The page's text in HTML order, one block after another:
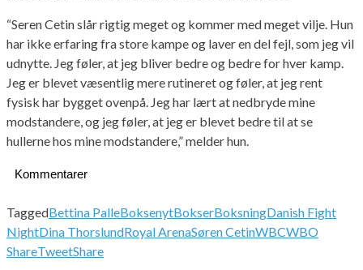
“Seren Cetin slår rigtig meget og kommer med meget vilje. Hun
har ikke erfaring fra store kampe og laver en del fejl, som jeg vil
udnytte. Jeg føler, at jeg bliver bedre og bedre for hver kamp.
Jeg er blevet væsentlig mere rutineret og føler, at jeg rent
fysisk har bygget ovenpå. Jeg har lært at nedbryde mine
modstandere, og jeg føler, at jeg er blevet bedre til at se
hullerne hos mine modstandere,” melder hun.
Kommentarer
TaggedBettina PalleBoksenytBokserBoksningDanish Fight
NightDina ThorslundRoyal ArenaSøren CetinWBCWBO
ShareTweetShare